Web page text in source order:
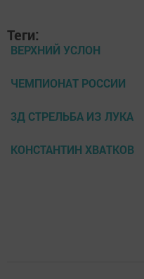
Теги:
ВЕРХНИЙ УСЛОН
ЧЕМПИОНАТ РОССИИ
3Д СТРЕЛЬБА ИЗ ЛУКА
КОНСТАНТИН ХВАТКОВ